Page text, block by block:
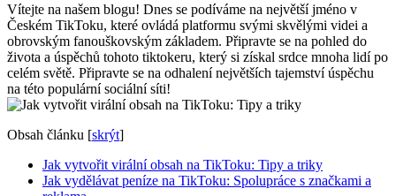
Vítejte na našem blogu! Dnes se podíváme na největší jméno v
Českém TikToku, které ovládá platformu svými skvělými videi a
obrovským fanouškovským základem. Připravte se na pohled do
života a úspěchů tohoto tiktokeru, který si získal srdce mnoha lidí po
celém světě. Připravte se na odhalení největších tajemství úspěchu
na této populární sociální síti!
Obsah článku [skrýt]
Jak vytvořit virální obsah na TikToku: Tipy a triky
Jak vydělávat peníze na TikToku: Spolupráce s značkami a